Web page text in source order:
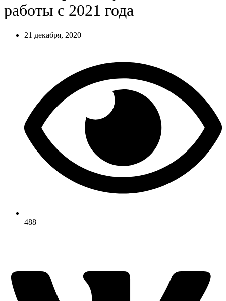
работы с 2021 года
21 декабря, 2020
488